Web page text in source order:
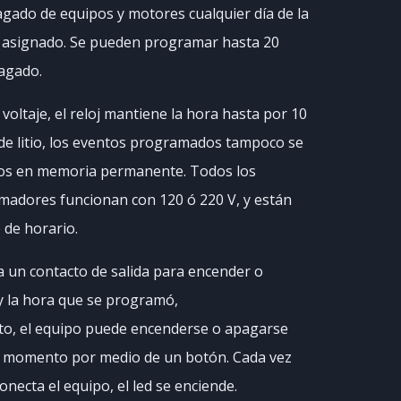
de equipos y motores cualquier día de la
Se pueden programar hasta 20
el reloj mantiene la hora hasta por 10
litio, los eventos programados tampoco se
en memoria permanente. Todos los
funcionan con 120 ó 220 V, y están
horario.
contacto de salida para encender o
la hora que se programó,
el equipo puede encenderse o apagarse
por medio de un botón. Cada vez
el equipo, el led se enciende.